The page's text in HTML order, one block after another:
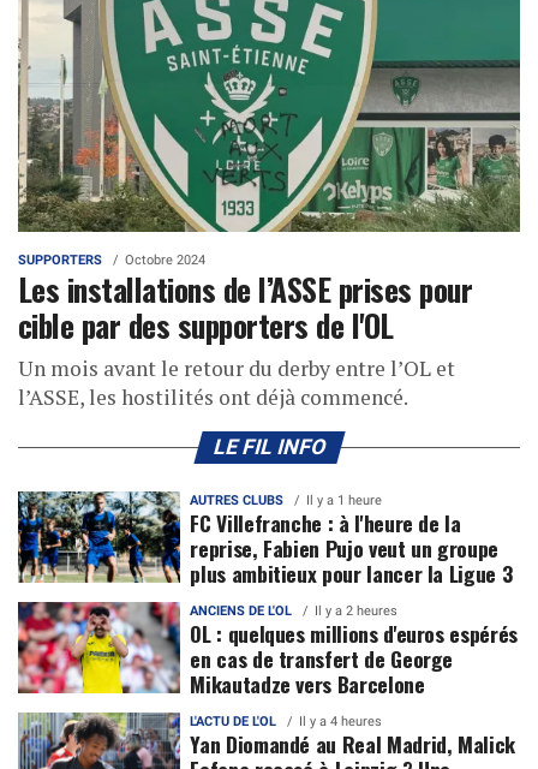
SUPPORTERS Octobre 2024
Les installations de l’ASSE prises pour
cible par des supporters de l'OL
Un mois avant le retour du derby entre l’OL et
l’ASSE, les hostilités ont déjà commencé.
LE FIL INFO
AUTRES CLUBS Il y a 1 heure
FC Villefranche : à l'heure de la
reprise, Fabien Pujo veut un groupe
plus ambitieux pour lancer la Ligue 3
ANCIENS DE L'OL Il y a 2 heures
OL : quelques millions d'euros espérés
en cas de transfert de George
Mikautadze vers Barcelone
L'ACTU DE L'OL Il y a 4 heures
Yan Diomandé au Real Madrid, Malick